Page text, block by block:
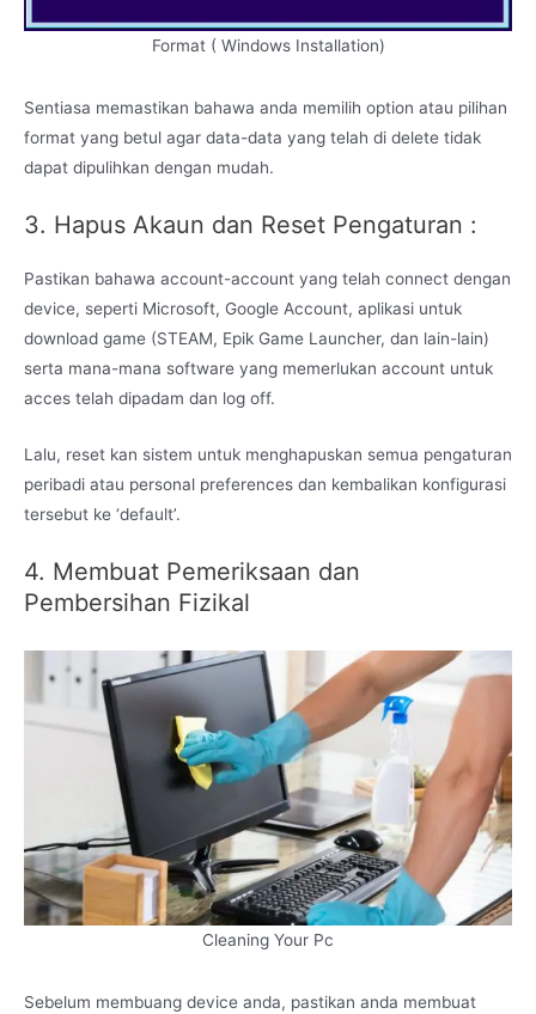
Format ( Windows Installation)
Sentiasa memastikan bahawa anda memilih option atau pilihan
format yang betul agar data-data yang telah di delete tidak
dapat dipulihkan dengan mudah.
3. Hapus Akaun dan Reset Pengaturan :
Pastikan bahawa account-account yang telah connect dengan
device, seperti Microsoft, Google Account, aplikasi untuk
download game (STEAM, Epik Game Launcher, dan lain-lain)
serta mana-mana software yang memerlukan account untuk
acces telah dipadam dan log off.
Lalu, reset kan sistem untuk menghapuskan semua pengaturan
peribadi atau personal preferences dan kembalikan konfigurasi
tersebut ke ‘default’.
4. Membuat Pemeriksaan dan
Pembersihan Fizikal
Cleaning Your Pc
Sebelum membuang device anda, pastikan anda membuat